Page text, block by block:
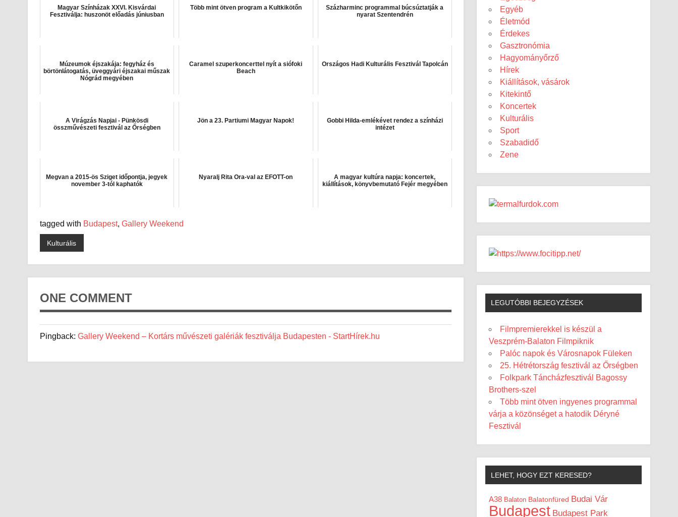
Magyar Színházak XXVI. Kisvárdai
Fesztiválja: huszonöt előadás júniusban
Több mint ötven program a Kultkikötőn
Százharminc programmal búcsúztatják a
nyarat Szentendrén
Múzeumok éjszakája: fegyház és
börtönlátogatás, üveggyári éjszakai műszak
Nógrád megyében
Caramel szuperkoncerttel nyít a siófoki
Beach
Országos Hadi Kulturális Fesztivál Tapolcán
A Virágzás Napjai - Pünkösdi
összművészeti fesztivál az Őrségben
Jön a 23. Partiumi Magyar Napok!
Gobbi Hilda-emlékévet rendez a színházi
intézet
Megvan a 2015-ös Sziget időpontja, jegyek
november 3-tól kaphatók
Nyaralj Rita Ora-val az EFOTT-on
A magyar kultúra napja: koncertek,
kiállítások, könyvbemutató Fejér megyében
tagged with Budapest, Gallery Weekend
Kulturális
ONE COMMENT
Pingback: Gallery Weekend – Kortárs művészeti galériák fesztiválja Budapesten - StartHírek.hu
Egyéb
Életmód
Érdekes
Gasztronómia
Hagyományőrző
Hírek
Kiállítások, vásárok
Kitekintő
Koncertek
Kulturális
Sport
Szabadidő
Zene
LEGUTÓBBI BEJEGYZÉSEK
Filmpremierekkel is készül a
Veszprém-Balaton Filmpiknik
Palóc napok és Városnapok Füleken
25. Hétrétország fesztivál az Őrségben
Folkpark Táncházfesztivál Bagossy
Brothers-szel
Több mint ötven ingyenes programmal
várja a közönséget a hatodik Déryné
Fesztivál
LEHET, HOGY EZT KERESED?
A38 Balaton Balatonfüred Budai Vár
Budapest Budapest Park